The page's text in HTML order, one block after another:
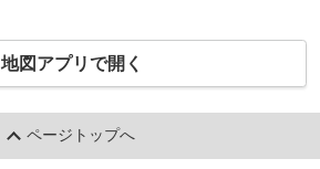
地図アプリで開く
ページトップへ